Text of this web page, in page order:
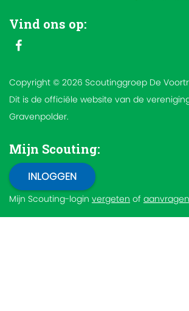
Vind ons op:
Copyright © 2026 Scoutinggroep De
Dit is de officiële website van de
Gravenpolder.
Mijn Scouting:
Mijn Scouting-login vergeten of aanvragen